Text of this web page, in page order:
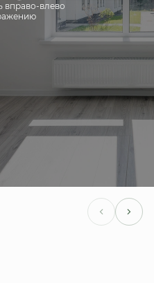
вправо-влево